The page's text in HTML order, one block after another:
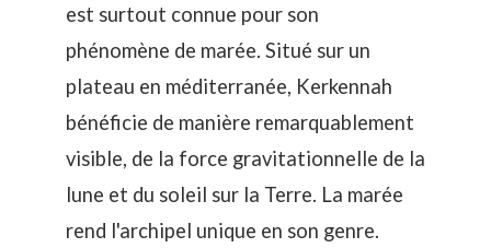
est surtout connue pour son
phénomène de marée. Situé sur un
plateau en méditerranée, Kerkennah
bénéficie de manière remarquablement
visible, de la force gravitationnelle de la
lune et du soleil sur la Terre. La marée
rend l'archipel unique en son genre.